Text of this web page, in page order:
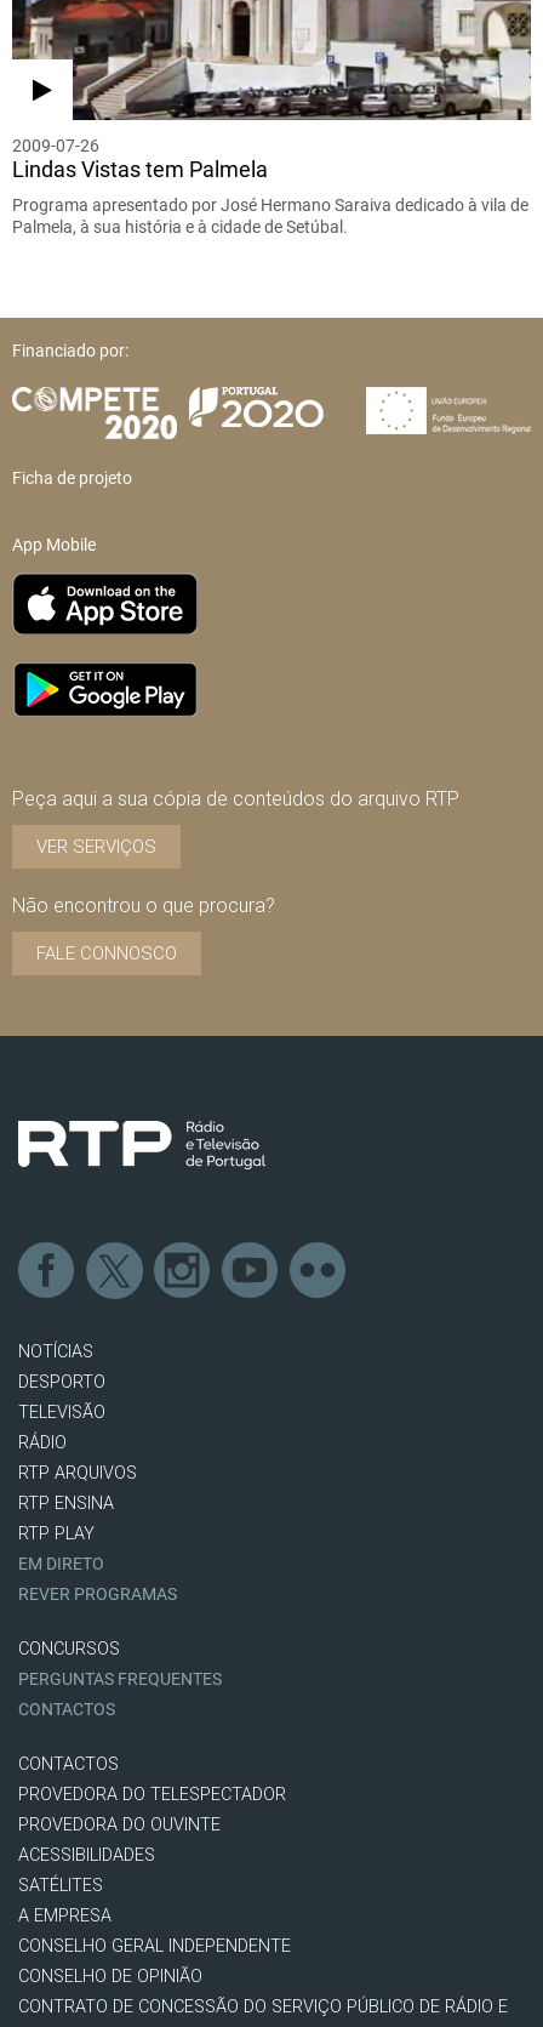
2009-07-26
Lindas Vistas tem Palmela
Programa apresentado por José Hermano Saraiva dedicado à vila de
Palmela, à sua história e à cidade de Setúbal.
Financiado por:
Ficha de projeto
App Mobile
Peça aqui a sua cópia de conteúdos do arquivo RTP
VER SERVIÇOS
Não encontrou o que procura?
FALE CONNOSCO
NOTÍCIAS
DESPORTO
TELEVISÃO
RÁDIO
RTP ARQUIVOS
RTP ENSINA
RTP PLAY
EM DIRETO
REVER PROGRAMAS
CONCURSOS
PERGUNTAS FREQUENTES
CONTACTOS
CONTACTOS
PROVEDORA DO TELESPECTADOR
PROVEDORA DO OUVINTE
ACESSIBILIDADES
SATÉLITES
A EMPRESA
CONSELHO GERAL INDEPENDENTE
CONSELHO DE OPINIÃO
CONTRATO DE CONCESSÃO DO SERVIÇO PÚBLICO DE RÁDIO E